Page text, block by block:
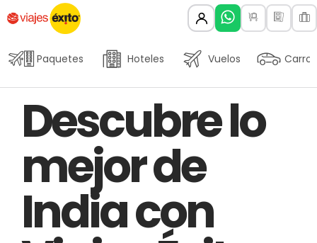
Paquetes Hoteles Vuelos Carros
IN:
Descubre lo
mejor de
India con
on: